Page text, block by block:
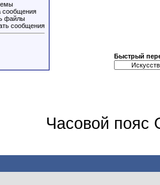
сообщения
файлы
сообщения
Быстрый
Часовой пояс